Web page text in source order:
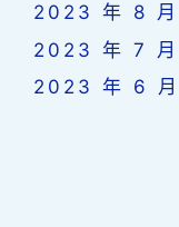
2023 年 8 月
2023 年 7 月
2023 年 6 月